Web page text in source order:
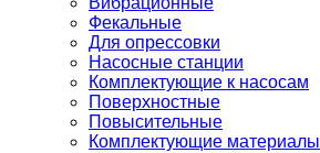
Фекальные
Для опрессовки
Насосные станции
Комплектующие к насосам
Поверхностные
Повысительные
Комплектующие материалы